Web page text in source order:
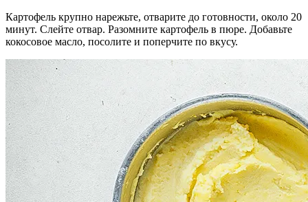
Картофель крупно нарежьте, отварите до готовности, около 20
минут. Слейте отвар. Разомните картофель в пюре. Добавьте
кокосовое масло, посолите и поперчите по вкусу.